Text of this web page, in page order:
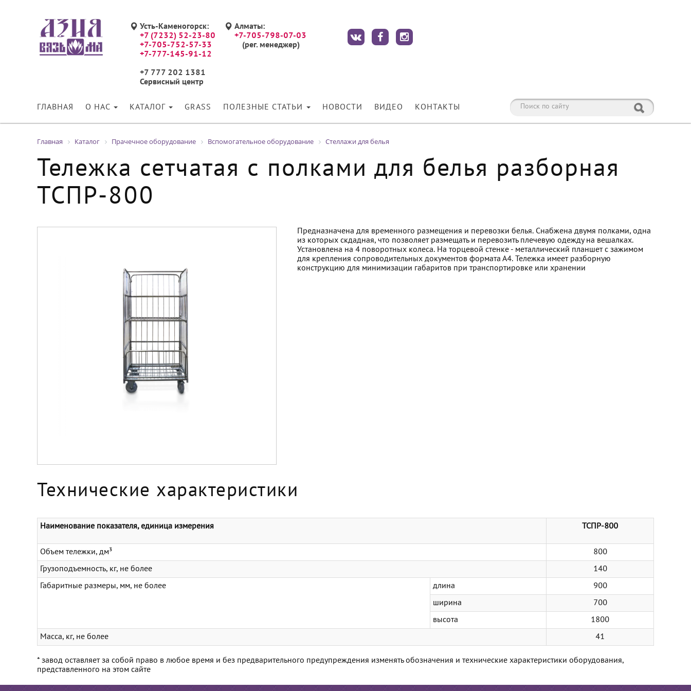
Усть-Каменогорск:
+7 (7232) 52-23-80
+7-705-752-57-33
+7-777-145-91-12
+7 777 202 1381
Сервисный центр
Алматы:
+7-705-798-07-03
(рег. менеджер)
ГЛАВНАЯ О НАС КАТАЛОГ GRASS ПОЛЕЗНЫЕ СТАТЬИ НОВОСТИ ВИДЕО КОНТАКТЫ
Главная Каталог Прачечное оборудование Вспомогательное оборудование Стеллажи для белья
Тележка сетчатая с полками для белья разборная
ТСПР-800
Предназначена для временного размещения и перевозки белья. Снабжена двумя полками, одна
из которых скдадная, что позволяет размещать и перевозить плечевую одежду на вешалках.
Установлена на 4 поворотных колеса. На торцевой стенке - металлический планшет с зажимом
для крепления сопроводительных документов формата А4. Тележка имеет разборную
конструкцию для минимизации габаритов при транспортировке или хранении
Технические характеристики
Наименование показателя, единица измерения ТСПР-800
Объем тележки, дм³ 800
Грузоподъемность, кг, не более 140
Габаритные размеры, мм, не более длина 900
ширина 700
высота 1800
Масса, кг, не более 41
* завод оставляет за собой право в любое время и без предварительного предупреждения изменять обозначения и технические характеристики оборудования,
представленного на этом сайте